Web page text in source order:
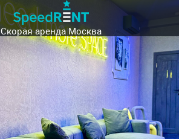
Скорая арендаМосква